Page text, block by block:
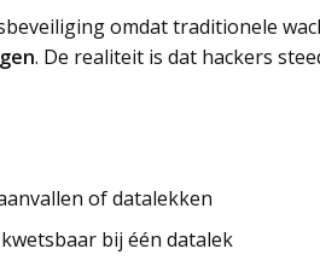
omdat traditionele
. De realiteit is dat hackers
of datalekken
bij één datalek